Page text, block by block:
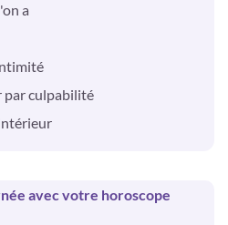
a
par culpabilité
avec votre horoscope